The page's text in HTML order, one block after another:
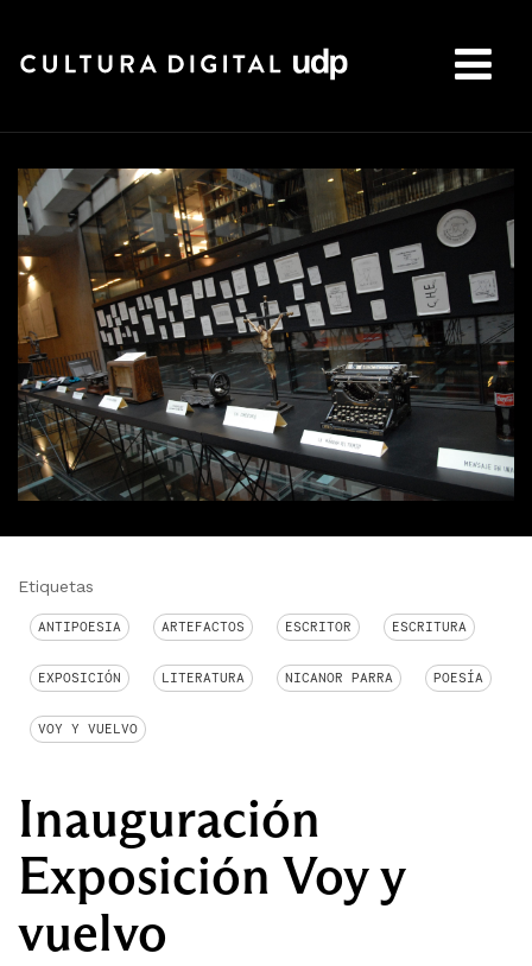
Etiquetas
ANTIPOESIA ARTEFACTOS ESCRITOR ESCRITURA
EXPOSICIÓN LITERATURA NICANOR PARRA POESÍA
VOY Y VUELVO
Inauguración
Exposición Voy y
vuelvo